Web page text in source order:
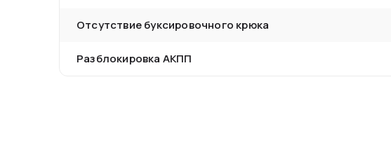
Отсутствие буксировочного крюка
Разблокировка АКПП